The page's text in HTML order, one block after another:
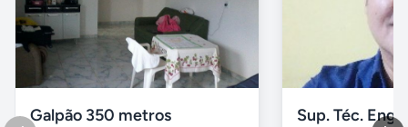
Galpão 350 metros